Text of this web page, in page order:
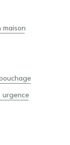
maison
urgence